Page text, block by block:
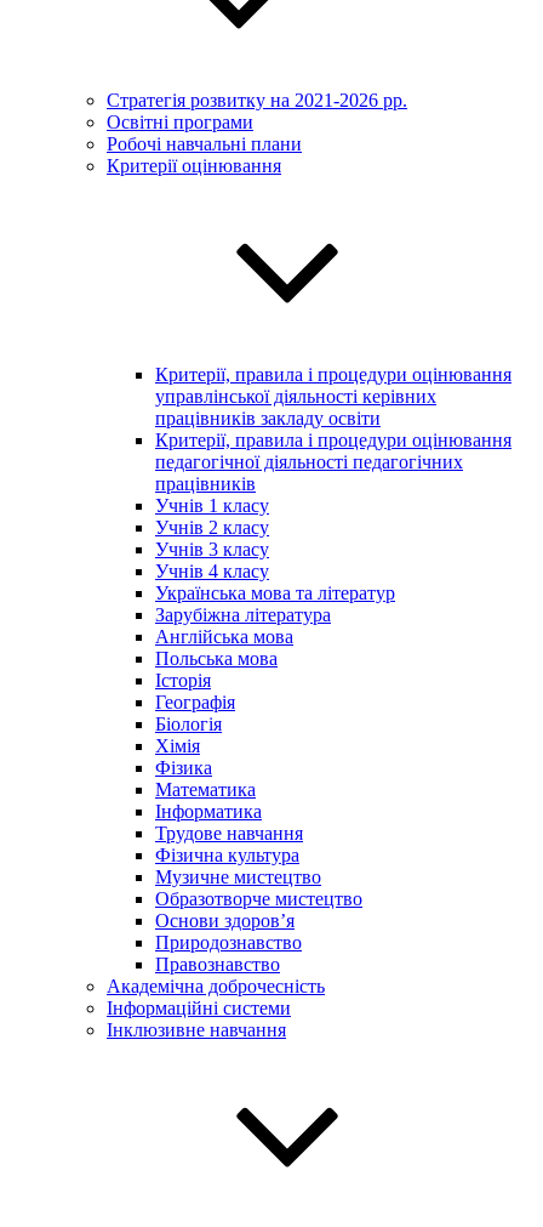
Стратегія розвитку на 2021-2026 рр.
Освітні програми
Робочі навчальні плани
Критерії оцінювання
Критерії, правила і процедури оцінювання
управлінської діяльності керівних
працівників закладу освіти
Критерії, правила і процедури оцінювання
педагогічної діяльності педагогічних
працівників
Учнів 1 класу
Учнів 2 класу
Учнів 3 класу
Учнів 4 класу
Українська мова та літератур
Зарубіжна література
Англійська мова
Польська мова
Історія
Географія
Біологія
Хімія
Фізика
Математика
Інформатика
Трудове навчання
Фізична культура
Музичне мистецтво
Образотворче мистецтво
Основи здоров’я
Природознавство
Правознавство
Академічна доброчесність
Інформаційні системи
Інклюзивне навчання